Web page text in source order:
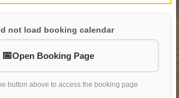
not load booking calendar
Open Booking Page
button above to access the booking page